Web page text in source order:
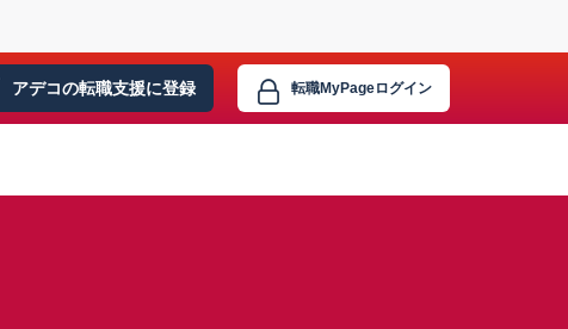
アデコの転職支援に登録 転職MyPageログイン